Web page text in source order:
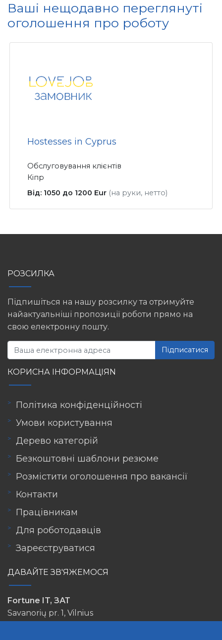
Ваші нещодавно переглянуті
оголошення про роботу
Hostesses in Cyprus
Обслуговування клієнтів
Кіпр
Від: 1050 до 1200 Eur (на руки, нетто)
РОЗСИЛКА
Підпишіться на нашу розсилку та отримуйте
найактуальніші пропозиції роботи прямо на
свою електронну пошту.
Підписатися
КОРИСНА ІНФОРМАЦІЯN
Політика конфіденційності
Умови користування
Дерево категорій
Безкоштовні шаблони резюме
Розмістити оголошення про вакансії
Контакти
Працівникам
Для роботодавців
Зареєструватися
ДАВАЙТЕ ЗВ'ЯЖЕМОСЯ
Fortune IT, ЗАТ
Savanorių pr. 1, Vilnius